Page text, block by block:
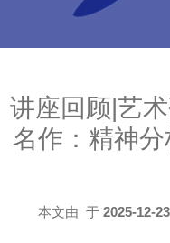
讲座回顾|艺
名作：精神
本文由 于 2025-12-23